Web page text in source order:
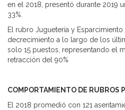
en el 2018, presentó durante 2019
33%.
El rubro Juguetería y
decrecimiento a lo largo de los
solo 15 puestos, representando el
retracción del 90%
COMPORTAMIENTO DE RUBROS
El 2018 promedió con 121